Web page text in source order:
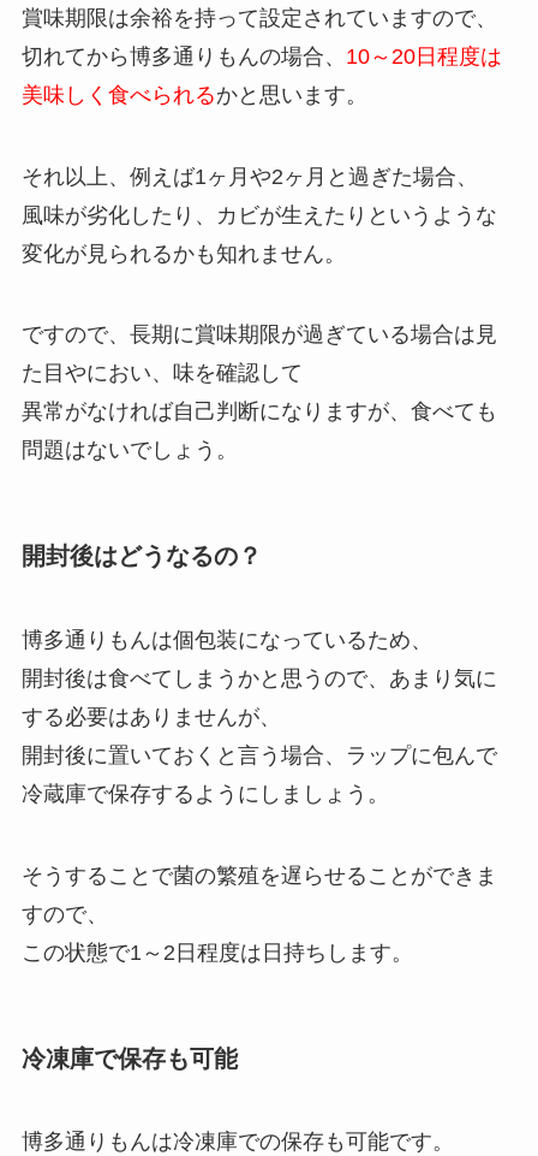
賞味期限は余裕を持って設定されていますので、
切れてから博多通りもんの場合、 10～20日程度は
美味しく食べられるかと思います。
それ以上、例えば1ヶ月や2ヶ月と過ぎた場合、
風味が劣化したり、カビが生えたりというような
変化が見られるかも知れません。
ですので、長期に賞味期限が過ぎている場合は見
た目やにおい、味を確認して
異常がなければ自己判断になりますが、食べても
問題はないでしょう。
開封後はどうなるの？
博多通りもんは個包装になっているため、
開封後は食べてしまうかと思うので、あまり気に
する必要はありませんが、
開封後に置いておくと言う場合、ラップに包んで
冷蔵庫で保存するようにしましょう。
そうすることで菌の繁殖を遅らせることができま
すので、
この状態で1～2日程度は日持ちします。
冷凍庫で保存も可能
博多通りもんは冷凍庫での保存も可能です。